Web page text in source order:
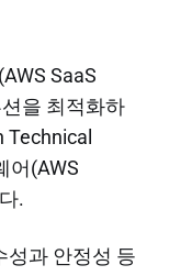
SaaS
을 최적화하
Technical
어(AWS
.
성과 안정성 등